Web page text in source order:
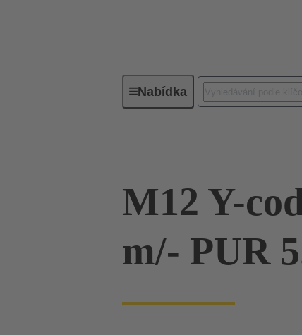
NabídkaOsazené kabely a kabelová metráž
M12 Y-
m/- PUR